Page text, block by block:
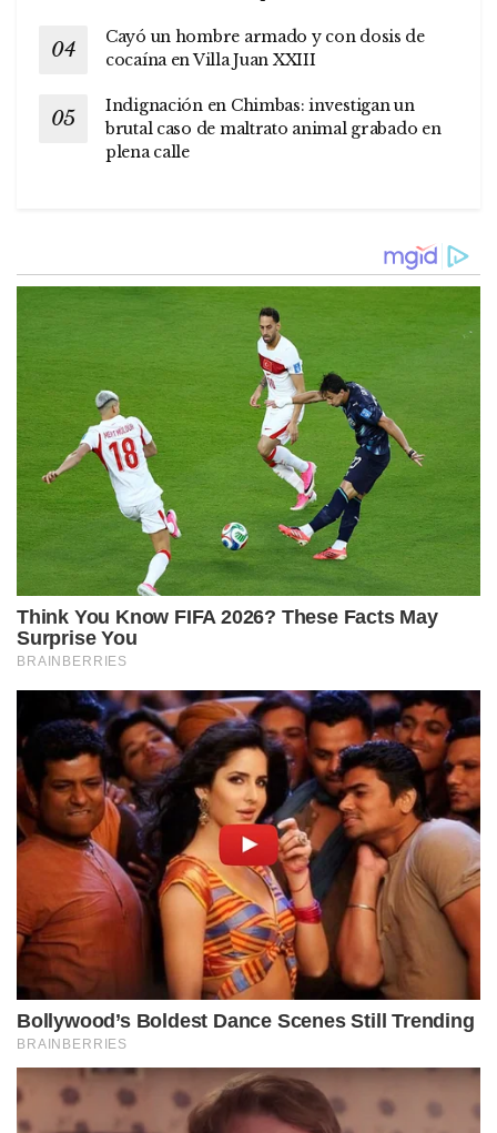
Cayó un hombre armado y con dosis de
cocaína en Villa Juan XXIII
Indignación en Chimbas: investigan un
brutal caso de maltrato animal grabado en
plena calle